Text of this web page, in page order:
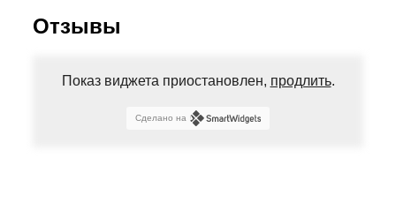
Отзывы
Показ виджета приостановлен, продлить.
Сделано на